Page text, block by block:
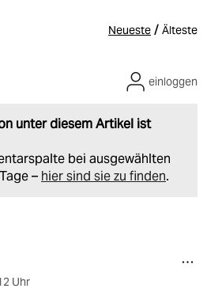
Neueste / Älteste
unter diesem Artikel ist
bei ausgewählten
– hier sind sie zu finden.
einloggen
Uhr